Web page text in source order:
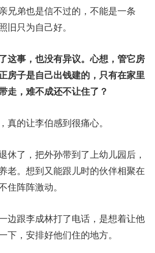
兄弟也是信不过的，不能是一条
旧只为自己好。
这事，也没有异议。心想，管它房
房子是自己出钱建的，只有在家里
走，难不成还不让住了？
真的让李伯感到很痛心。
休了，把外孙带到了上幼儿园后，
老。想到又能跟儿时的伙伴相聚在
住阵阵激动。
边跟李成林打了电话，是想着让他
下，安排好他们住的地方。